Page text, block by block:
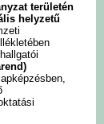
területén
helyzetű